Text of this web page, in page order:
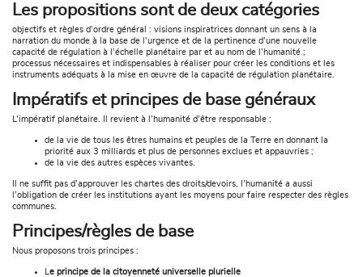
Les propositions sont de deux catégories
objectifs et règles d’ordre général : visions inspiratrices donnant un sens à la
narration du monde à la base de l’urgence et de la pertinence d’une nouvelle
capacité de régulation à l’échelle planétaire par et au nom de l’humanité ;
processus nécessaires et indispensables à réaliser pour créer les conditions et les
instruments adéquats à la mise en œuvre de la capacité de régulation planétaire.
Impératifs et principes de base généraux
L’impératif planétaire. Il revient à l’humanité d’être responsable :
de la vie de tous les êtres humains et peuples de la Terre en donnant la
priorité aux 3 milliards et plus de personnes exclues et appauvries ;
de la vie des autres espèces vivantes.
Il ne suffit pas d’approuver les chartes des droits/devoirs, l’humanité a aussi
l’obligation de créer les institutions ayant les moyens pour faire respecter des règles
communes.
Principes/règles de base
Nous proposons trois principes :
e principe de la citoyenneté universelle plurielle